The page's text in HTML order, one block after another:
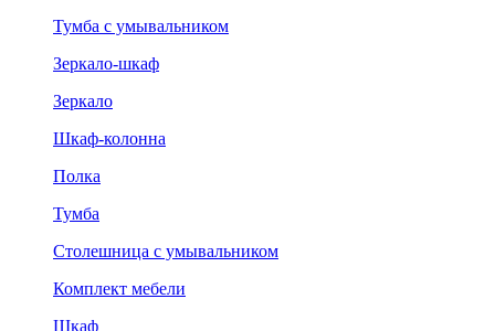
Тумба с умывальником
Зеркало-шкаф
Зеркало
Шкаф-колонна
Полка
Тумба
Столешница с умывальником
Комплект мебели
Шкаф